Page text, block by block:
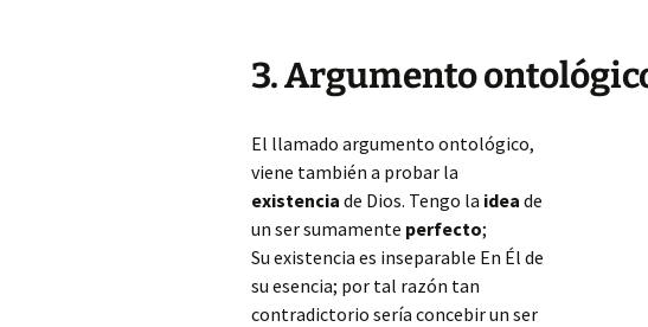
3. Argumento
El llamado argumento ontológico,
viene también a probar la
existencia de Dios. Tengo la idea de
un ser sumamente perfecto;
Su existencia es inseparable En Él de
su esencia; por tal razón tan
contradictorio sería concebir un ser